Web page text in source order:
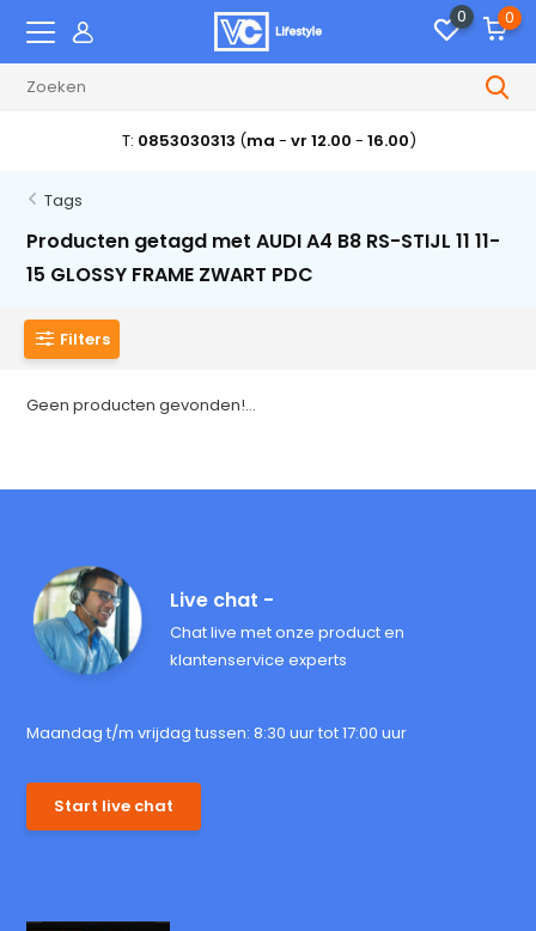
0 0
T: 0853030313 (ma - vr 12.00 - 16.00)
Tags
Producten getagd met AUDI A4 B8 RS-STIJL 11 11-
15 GLOSSY FRAME ZWART PDC
Filters
Geen producten gevonden!...
Live chat -
Chat live met onze product en
klantenservice experts
Maandag t/m vrijdag tussen: 8:30 uur tot 17:00 uur
Start live chat